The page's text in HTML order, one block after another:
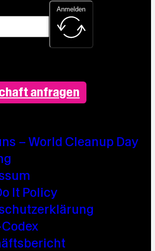
anfragen
– World Cleanup Day
It Policy
Anmelden